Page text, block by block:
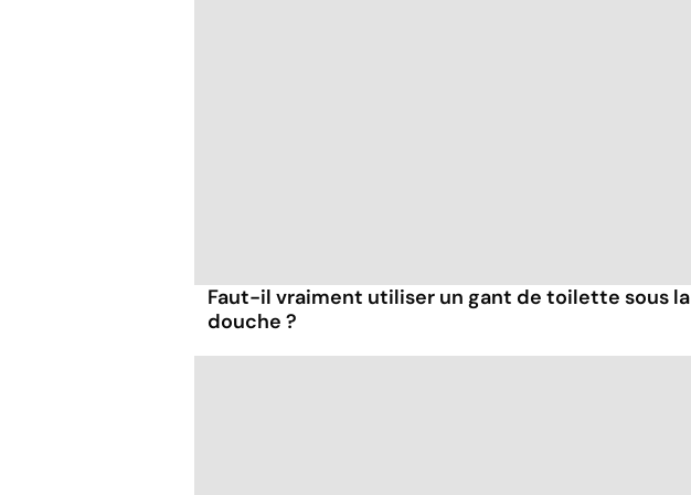
Faut-il vraiment utiliser un gant de toilette sous la
douche ?